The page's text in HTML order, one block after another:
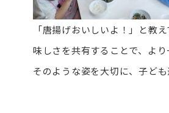
「唐揚げおいしいよ！」と教
味しさを共有することで、よ
そのような姿を大切に、子ど